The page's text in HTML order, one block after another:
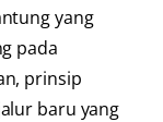
yang
pada
prinsip
baru yang